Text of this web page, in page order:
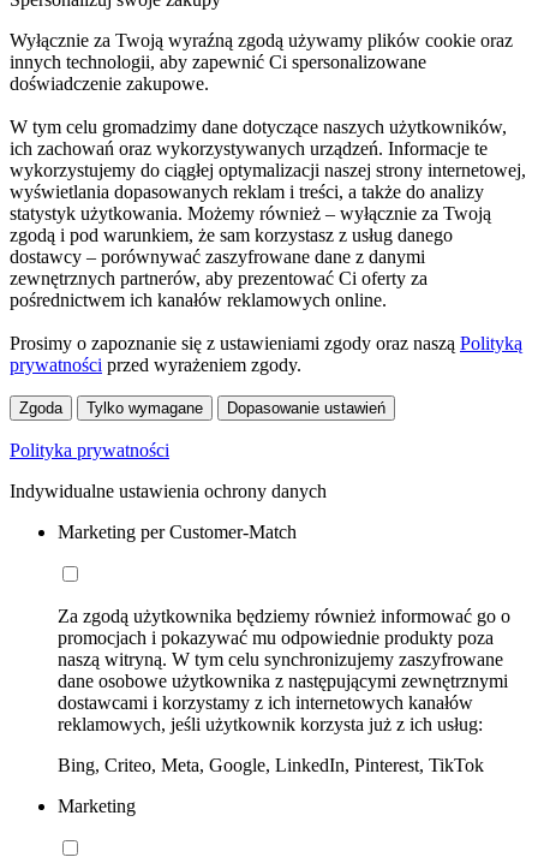
Wyłącznie za Twoją wyraźną zgodą używamy plików cookie oraz
innych technologii, aby zapewnić Ci spersonalizowane
doświadczenie zakupowe.
W tym celu gromadzimy dane dotyczące naszych użytkowników,
ich zachowań oraz wykorzystywanych urządzeń. Informacje te
wykorzystujemy do ciągłej optymalizacji naszej strony internetowej,
wyświetlania dopasowanych reklam i treści, a także do analizy
statystyk użytkowania. Możemy również – wyłącznie za Twoją
zgodą i pod warunkiem, że sam korzystasz z usług danego
dostawcy – porównywać zaszyfrowane dane z danymi
zewnętrznych partnerów, aby prezentować Ci oferty za
pośrednictwem ich kanałów reklamowych online.
Prosimy o zapoznanie się z ustawieniami zgody oraz naszą Polityką
prywatności przed wyrażeniem zgody.
Zgoda Tylko wymagane Dopasowanie ustawień
Polityka prywatności
Indywidualne ustawienia ochrony danych
Marketing per Customer-Match
Za zgodą użytkownika będziemy również informować go o
promocjach i pokazywać mu odpowiednie produkty poza
naszą witryną. W tym celu synchronizujemy zaszyfrowane
dane osobowe użytkownika z następującymi zewnętrznymi
dostawcami i korzystamy z ich internetowych kanałów
reklamowych, jeśli użytkownik korzysta już z ich usług:
Bing, Criteo, Meta, Google, LinkedIn, Pinterest, TikTok
Marketing